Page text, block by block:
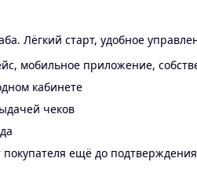
Лёгкий старт, удобное
мобильное приложение,
кабинете
чеков
ещё до подтверждения